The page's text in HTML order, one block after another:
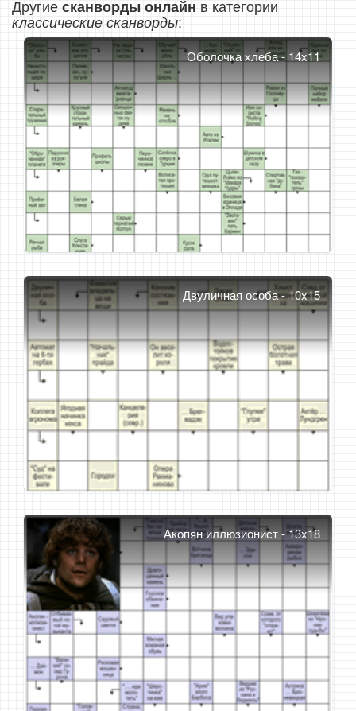
Другиесканворды онлайн в категории
классические сканворды:
Оболочка хлеба - 14x11
Двуличная особа - 10x15
Акопян иллюзионист - 13x18